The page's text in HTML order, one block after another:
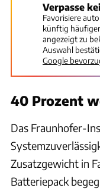
Verpasse
Favorisiere
künftig
angezeigt zu
Auswahl
Google
40 Prozent
Das Fraunhofer-
Zusatzgewicht in
Batteriepack